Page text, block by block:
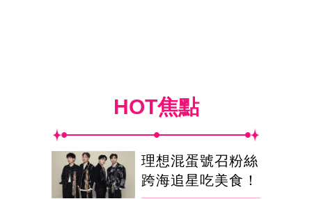
HOT焦點
理想混蛋號召粉絲
跨海追星吃美食！